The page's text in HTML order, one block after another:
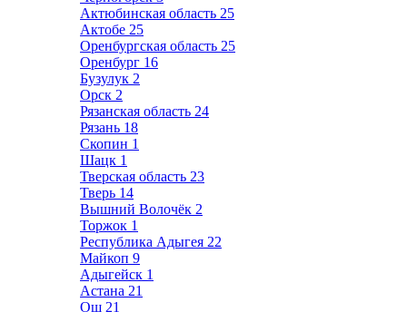
Актюбинская область 25
Актобе 25
Оренбургская область 25
Оренбург 16
Бузулук 2
Орск 2
Рязанская область 24
Рязань 18
Скопин 1
Шацк 1
Тверская область 23
Тверь 14
Вышний Волочёк 2
Торжок 1
Республика Адыгея 22
Майкоп 9
Адыгейск 1
Астана 21
Ош 21